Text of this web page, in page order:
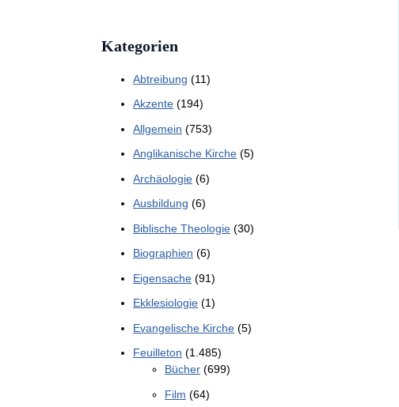
Kategorien
Abtreibung (11)
Akzente (194)
Allgemein (753)
Anglikanische Kirche (5)
Archäologie (6)
Ausbildung (6)
Biblische Theologie (30)
Biographien (6)
Eigensache (91)
Ekklesiologie (1)
Evangelische Kirche (5)
Feuilleton (1.485)
Bücher (699)
Film (64)